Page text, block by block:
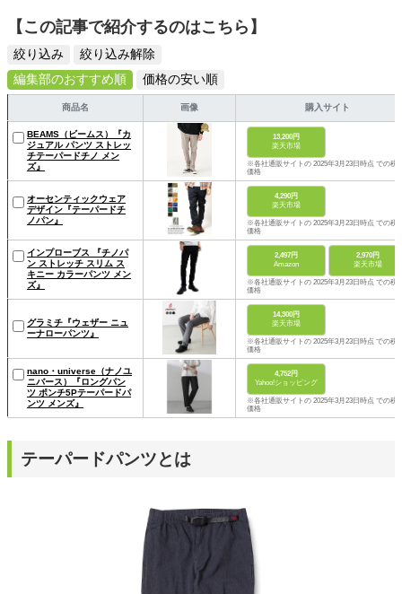
【この記事で紹介するのはこちら】
絞り込み
絞り込み解除
編集部のおすすめ順
価格の安い順
商品名 画像 購入サイト
BEAMS（ビームス）『カ
ジュアル パンツ ストレッ
チテーパードチノ メン
ズ』
13,200円
楽天市場
※各社通販サイトの 2025年3月23日時点 での税
価格
オーセンティックウェア
デザイン『テーパードチ
ノパン』
4,290円
楽天市場
※各社通販サイトの 2025年3月23日時点 での税
価格
インプローブス 『チノパ
ン ストレッチ スリム ス
キニー カラーパンツ メン
ズ』
2,497円
Amazon
2,970円
楽天市場
※各社通販サイトの 2025年3月23日時点 での税
価格
グラミチ『ウェザー ニュ
ーナローパンツ』
14,300円
楽天市場
※各社通販サイトの 2025年3月23日時点 での税
価格
nano・universe（ナノユ
ニバース）『ロングパン
ツ ポンチ5Pテーパードパ
ンツ メンズ』
4,752円
Yahoo!ショッピング
※各社通販サイトの 2025年3月23日時点 での税
価格
テーパードパンツとは